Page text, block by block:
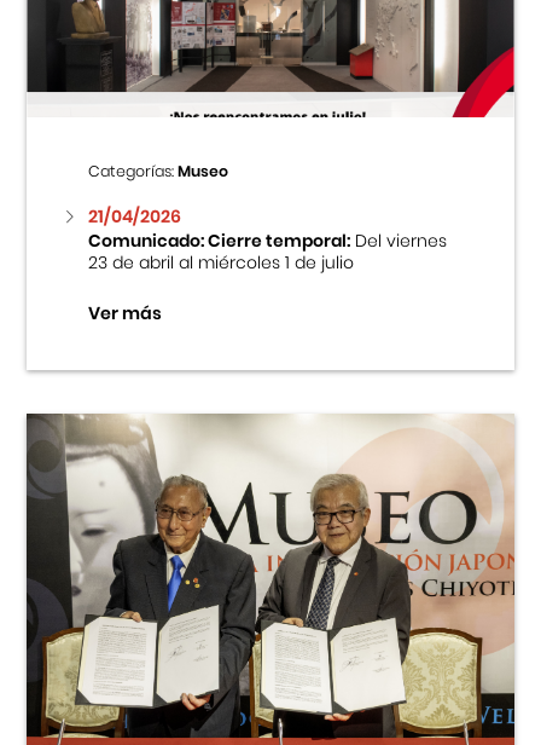
Centro Cultural Peruano Japonés
Museo de la Inmigración Japonesa
Fondo Editorial
Teatro Peruano Japonés
Categorías:Museo
21/04/2026
Comunicado: Cierre temporal:Del viernes
23 de abril al miércoles 1 de julio
Ver más